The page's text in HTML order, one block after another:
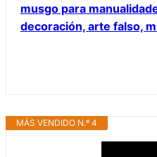
musgo para
decoración, arte falso,
MÁS VENDIDO N.º 4